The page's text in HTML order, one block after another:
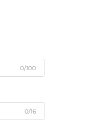
0/100
0/16